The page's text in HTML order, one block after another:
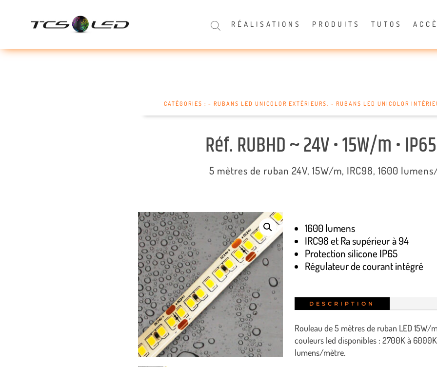
RÉALISATIONS PRODUITS TUTOS
CATÉGORIES : ~ RUBANS LED UNICOLOR EXTÉRIEURS, ~ RUBANS LED UNICOLOR
Réf. RUBHD ~ 24V • 15W/m •
5 mètres de ruban 24V, 15W/m, IRC98, 1600
1600 lumens
IRC98 et Ra supérieur à 94
Protection silicone IP65
Régulateur de courant intégré
DESCRIPTION
Rouleau de 5 mètres de ruban LED 15W/
couleurs led disponibles : 2700K à
lumens/mètre.